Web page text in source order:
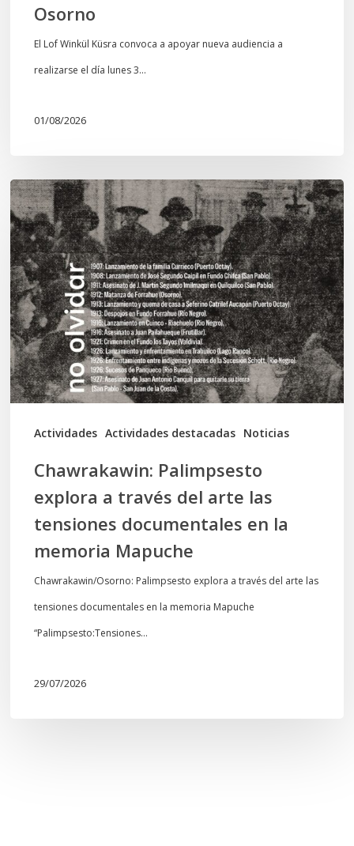
Osorno
El Lof Winkül Küsra convoca a apoyar nueva audiencia a
realizarse el día lunes 3…
01/08/2026
Actividades Actividades destacadas Noticias
Chawrakawin:
Palimpsesto
explora
a
través
del
arte
las
tensiones
documentales
memoria
Mapuche
Chawrakawin: Palimpsesto
explora a través del arte las
tensiones documentales en la
memoria Mapuche
Chawrakawin/Osorno: Palimpsesto explora a través del arte las
tensiones documentales en la memoria Mapuche
“Palimpsesto:Tensiones…
29/07/2026